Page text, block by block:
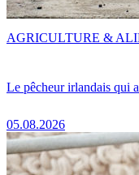
Le pêcheur irlandais qui
05.08.2026
AGRICULTURE &